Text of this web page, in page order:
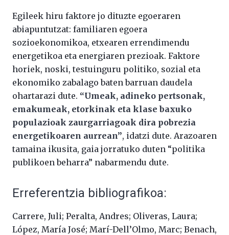
Egileek hiru faktore jo dituzte egoeraren
abiapuntutzat: familiaren egoera
sozioekonomikoa, etxearen errendimendu
energetikoa eta energiaren prezioak. Faktore
horiek, noski, testuinguru politiko, sozial eta
ekonomiko zabalago baten barruan daudela
ohartarazi dute. “Umeak, adineko pertsonak,
emakumeak, etorkinak eta klase baxuko
populazioak zaurgarriagoak dira pobrezia
energetikoaren aurrean”, idatzi dute. Arazoaren
tamaina ikusita, gaia jorratuko duten “politika
publikoen beharra” nabarmendu dute.
Erreferentzia bibliografikoa:
Carrere, Juli; Peralta, Andres; Oliveras, Laura;
López, María José; Marí-Dell’Olmo, Marc; Benach,